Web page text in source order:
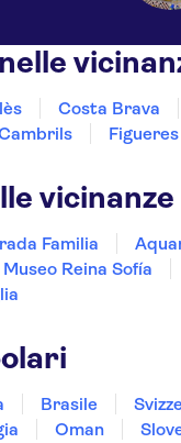
Costa Brava
Figueres
vicinanze
Familia
Museo Reina Sofía
Brasile
Oman